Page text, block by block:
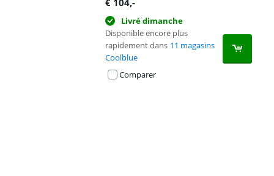
€ 104,-
Livré dimanche
Disponible encore plus
rapidement dans 11 magasins
Coolblue
Comparer